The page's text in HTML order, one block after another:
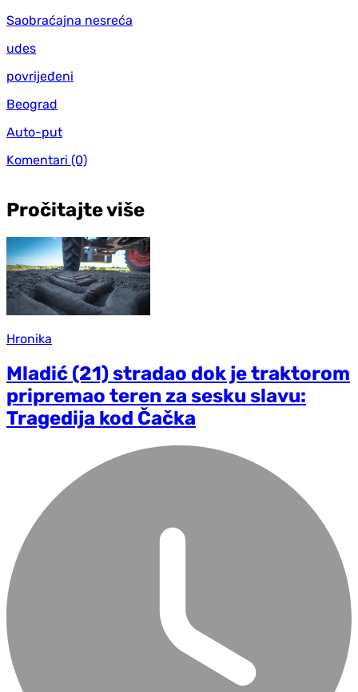
Saobraćajna nesreća
udes
povrijeđeni
Beograd
Auto-put
Komentari (0)
Pročitajte više
Hronika
Mladić (21) stradao dok je traktorom
pripremao teren za sesku slavu:
Tragedija kod Čačka